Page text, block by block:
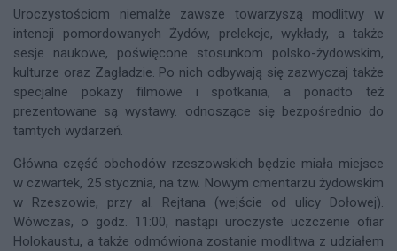
Uroczystościom niemalże zawsze towarzyszą modlitwy w
intencji pomordowanych Żydów, prelekcje, wykłady, a także
sesje naukowe, poświęcone stosunkom polsko-żydowskim,
kulturze oraz Zagładzie. Po nich odbywają się zazwyczaj także
specjalne pokazy filmowe i spotkania, a ponadto też
prezentowane są wystawy. odnoszące się bezpośrednio do
tamtych wydarzeń.
Główna część obchodów rzeszowskich będzie miała miejsce
w czwartek, 25 stycznia, na tzw. Nowym cmentarzu żydowskim
w Rzeszowie, przy al. Rejtana (wejście od ulicy Dołowej).
Wówczas, o godz. 11:00, nastąpi uroczyste uczczenie ofiar
Holokaustu, a także odmówiona zostanie modlitwa z udziałem